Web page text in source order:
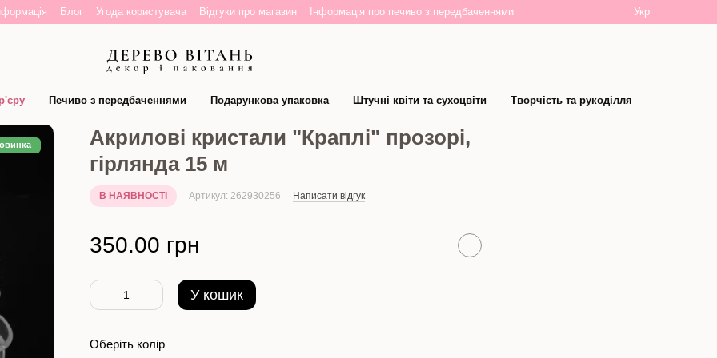
Блог Угода користувача Відгуки про магазин Інформація про печиво з передбаченнями Укр
Печиво з передбаченнями Подарункова упаковка Штучні квіти та сухоцвіти Творчість та рукоділля
Акрилові кристали "Краплі" прозорі,
гірлянда 15 м
В НАЯВНОСТІ Артикул: 262930256 Написати відгук
350.00 грн
У кошик
Оберіть колір